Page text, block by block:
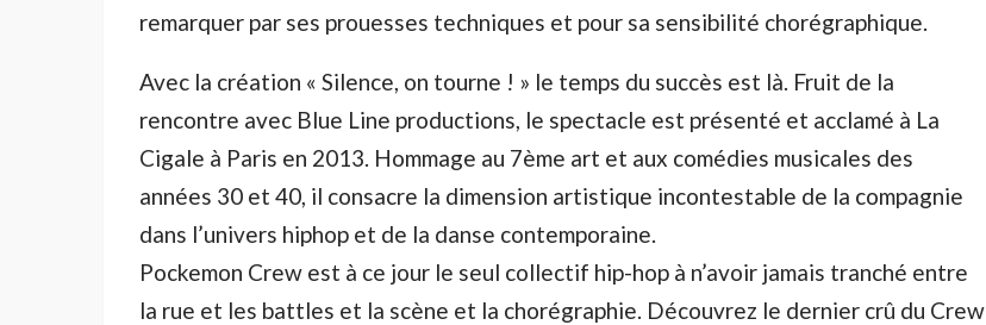
remarquer par ses prouesses techniques et pour sa sensibilité chorégraphique.
Avec la création « Silence, on tourne ! » le temps du succès est là. Fruit de la
rencontre avec Blue Line productions, le spectacle est présenté et acclamé à La
Cigale à Paris en 2013. Hommage au 7ème art et aux comédies musicales des
années 30 et 40, il consacre la dimension artistique incontestable de la compagnie
dans l’univers hiphop et de la danse contemporaine.
Pockemon Crew est à ce jour le seul collectif hip-hop à n’avoir jamais tranché entre
la rue et les battles et la scène et la chorégraphie. Découvrez le dernier crû du Crew